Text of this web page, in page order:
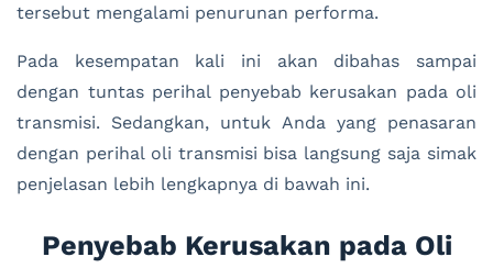
tersebut mengalami penurunan performa.
Pada kesempatan kali ini akan dibahas sampai
dengan tuntas perihal penyebab kerusakan pada oli
transmisi. Sedangkan, untuk Anda yang penasaran
dengan perihal oli transmisi bisa langsung saja simak
penjelasan lebih lengkapnya di bawah ini.
Penyebab Kerusakan pada Oli